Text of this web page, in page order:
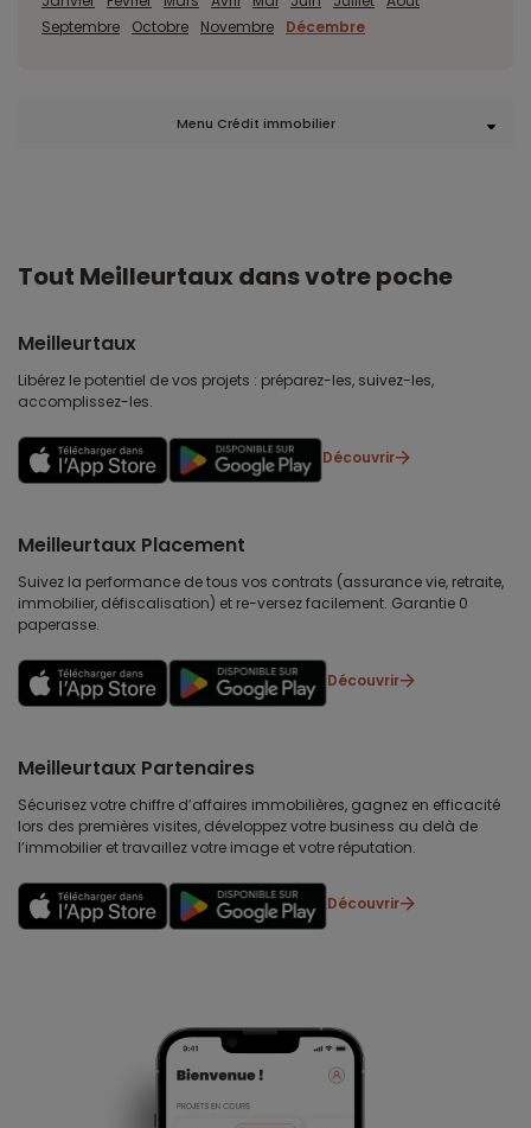
Septembre
Octobre Novembre Décembre
Menu Crédit immobilier
Tout Meilleurtaux dans votre poche
Meilleurtaux
Libérez le potentiel de vos projets : préparez-les, suivez-les,
accomplissez-les.
Découvrir
Meilleurtaux Placement
Suivez la performance de tous vos contrats (assurance vie, retraite,
immobilier, défiscalisation) et re-versez facilement. Garantie 0
paperasse.
Découvrir
Meilleurtaux Partenaires
Sécurisez votre chiffre d’affaires immobilières, gagnez en efficacité
lors des premières visites, développez votre business au delà de
l’immobilier et travaillez votre image et votre réputation.
Découvrir